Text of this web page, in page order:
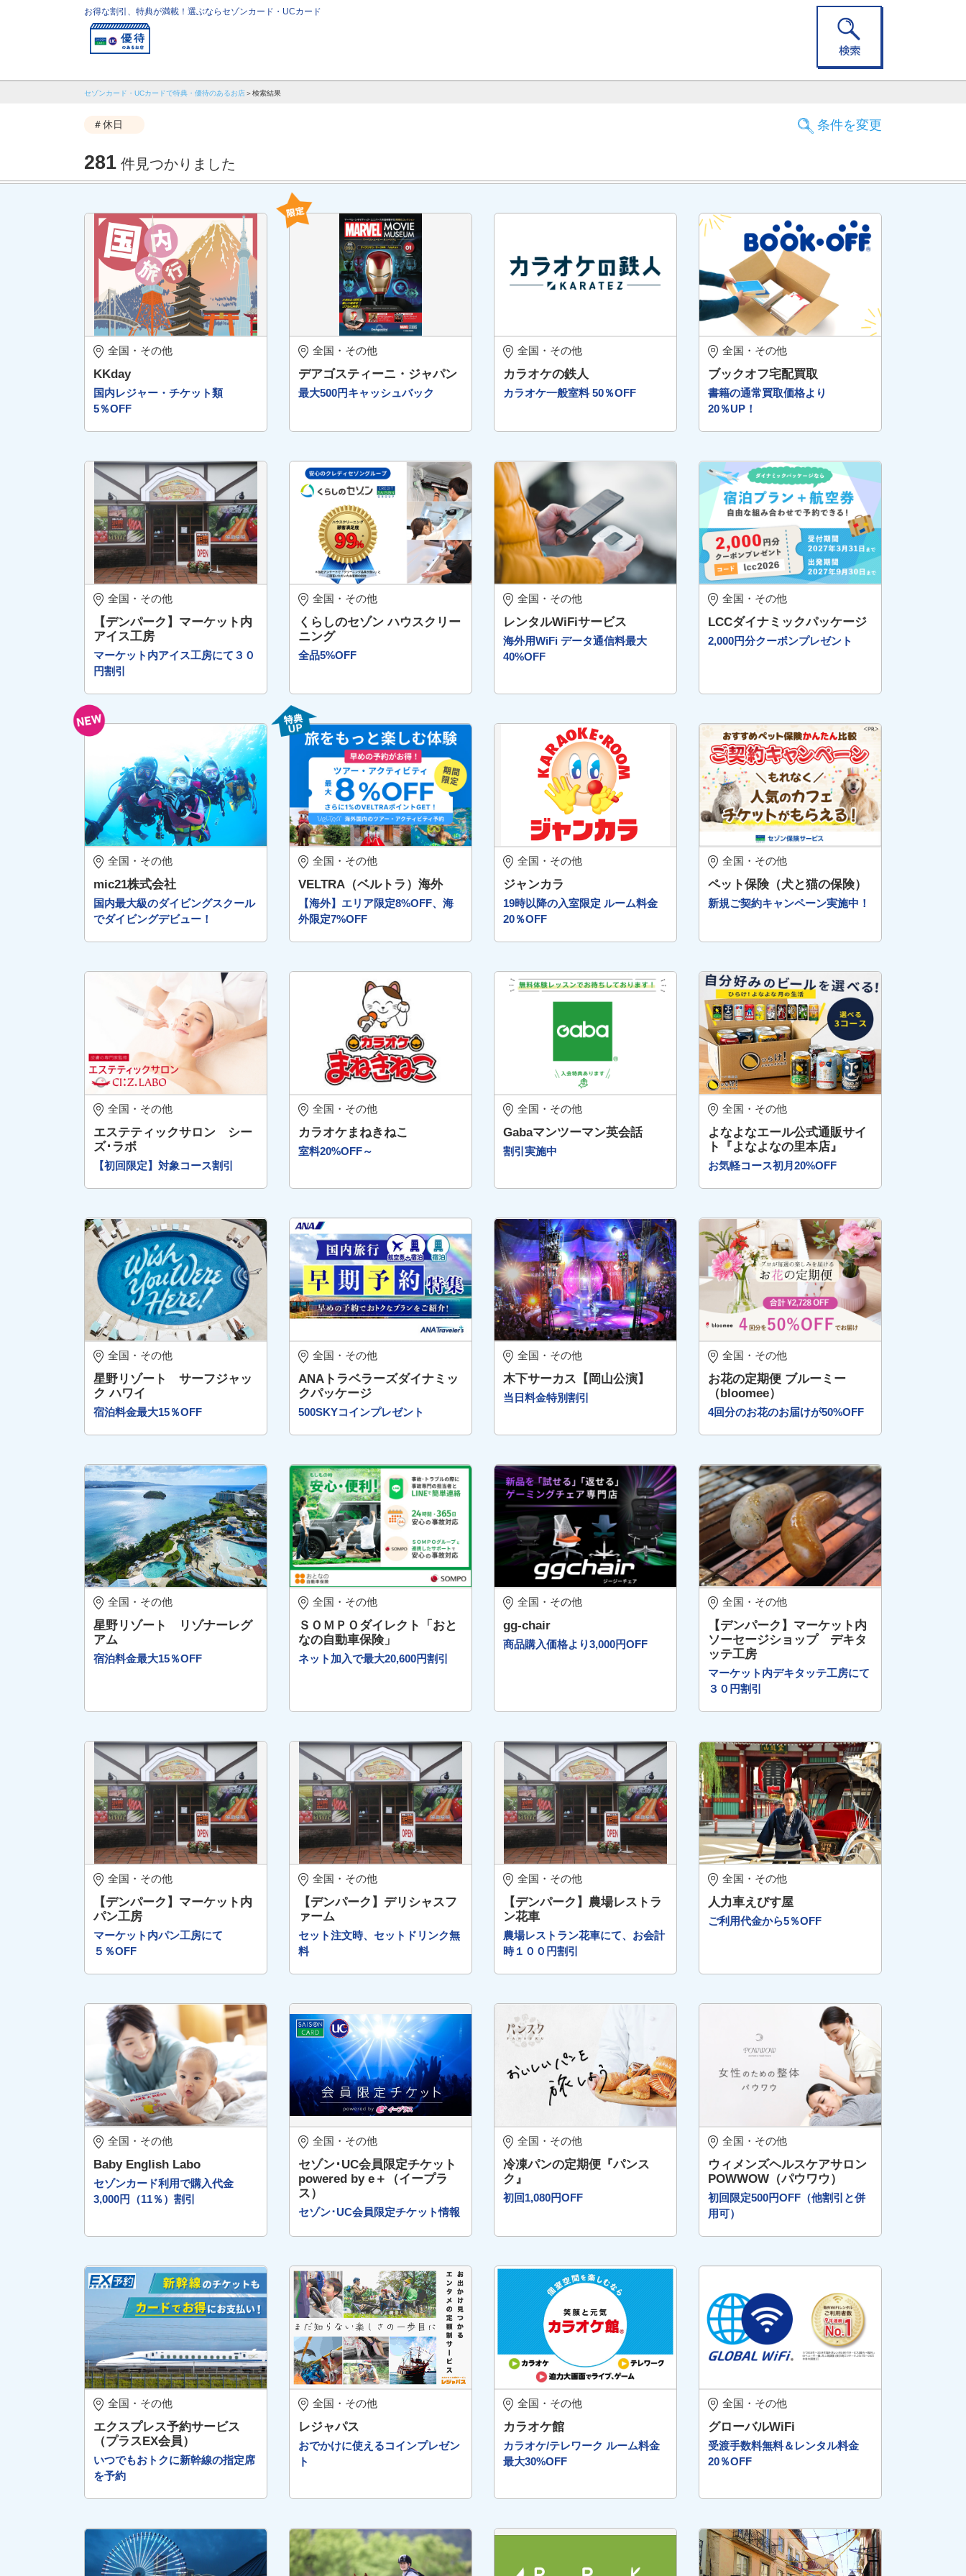
お得な割引、特典が満載！選ぶならセゾンカード・UCカード
セゾンカード・UCカードで特典・優待のあるお店 検索結果
＃休日 条件を変更
281 件見つかりました
全国・その他
KKday
国内レジャー・チケット類
5％OFF
全国・その他
デアゴスティーニ・ジャパン
最大500円キャッシュバック
全国・その他
カラオケの鉄人
カラオケ一般室料 50％OFF
全国・その他
ブックオフ宅配買取
書籍の通常買取価格より
20％UP！
全国・その他
【デンパーク】マーケット内
アイス工房
マーケット内アイス工房にて３０
円割引
全国・その他
くらしのセゾン ハウスクリー
ニング
全品5%OFF
全国・その他
レンタルWiFiサービス
海外用WiFi データ通信料最大
40%OFF
全国・その他
LCCダイナミックパッケージ
2,000円分クーポンプレゼント
全国・その他
mic21株式会社
国内最大級のダイビングスクール
でダイビングデビュー！
全国・その他
VELTRA（ベルトラ）海外
【海外】エリア限定8%OFF、海
外限定7%OFF
全国・その他
ジャンカラ
19時以降の入室限定 ルーム料金
20％OFF
全国・その他
ペット保険（犬と猫の保険）
新規ご契約キャンペーン実施中！
全国・その他
エステティックサロン シー
ズ･ラボ
【初回限定】対象コース割引
全国・その他
カラオケまねきねこ
室料20%OFF～
全国・その他
Gabaマンツーマン英会話
割引実施中
全国・その他
よなよなエール公式通販サイ
ト『よなよなの里本店』
お気軽コース初月20%OFF
全国・その他
星野リゾート サーフジャッ
ク ハワイ
宿泊料金最大15％OFF
全国・その他
ANAトラベラーズダイナミッ
クパッケージ
500SKYコインプレゼント
全国・その他
木下サーカス【岡山公演】
当日料金特別割引
全国・その他
お花の定期便 ブルーミー
（bloomee）
4回分のお花のお届けが50%OFF
全国・その他
星野リゾート リゾナーレグ
アム
宿泊料金最大15％OFF
全国・その他
ＳＯＭＰＯダイレクト「おと
なの自動車保険」
ネット加入で最大20,600円割引
全国・その他
gg-chair
商品購入価格より3,000円OFF
全国・その他
【デンパーク】マーケット内
ソーセージショップ デキタ
ッテ工房
マーケット内デキタッテ工房にて
３０円割引
全国・その他
【デンパーク】マーケット内
パン工房
マーケット内パン工房にて
５％OFF
全国・その他
【デンパーク】デリシャスフ
ァーム
セット注文時、セットドリンク無
料
全国・その他
【デンパーク】農場レストラ
ン花車
農場レストラン花車にて、お会計
時１００円割引
全国・その他
人力車えびす屋
ご利用代金から5％OFF
全国・その他
Baby English Labo
セゾンカード利用で購入代金
3,000円（11％）割引
全国・その他
セゾン･UC会員限定チケット
powered by e＋（イープラ
ス）
セゾン･UC会員限定チケット情報
全国・その他
冷凍パンの定期便『パンス
ク』
初回1,080円OFF
全国・その他
ウィメンズヘルスケアサロン
POWWOW（パウワウ）
初回限定500円OFF（他割引と併
用可）
全国・その他
エクスプレス予約サービス
（プラスEX会員）
いつでもおトクに新幹線の指定席
を予約
全国・その他
レジャパス
おでかけに使えるコインプレゼン
ト
全国・その他
カラオケ館
カラオケ/テレワーク ルーム料金
最大30%OFF
全国・その他
グローバルWiFi
受渡手数料無料＆レンタル料金
20％OFF